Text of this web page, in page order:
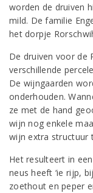
worden de druiven
mild. De familie
het dorpje
De druiven voor de
verschillende
De wijngaarden
onderhouden.
ze met de hand
wijn nog enkele
wijn extra structuur
Het resulteert in
neus heeft ‘ie rijp,
zoethout en peper